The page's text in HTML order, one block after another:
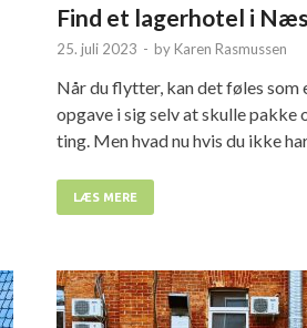
Find et lagerhotel i
25. juli 2023 - by Karen Rasmussen
Når du flytter, kan det føles som
opgave i sig selv at skulle pakke
ting. Men hvad nu hvis du ikke
LÆS MERE